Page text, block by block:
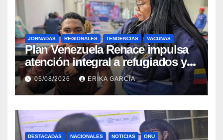
JORNADAS REGIONALES TENDENCIAS VACUNAS
​Plan Venezuela Renace impulsa
atención integral a refugiados y
evaluación de vacunación en
Aragua
05/08/2026 ERIKA GARCÍA
DESTACADAS NACIONALES NOTICIAS ONU